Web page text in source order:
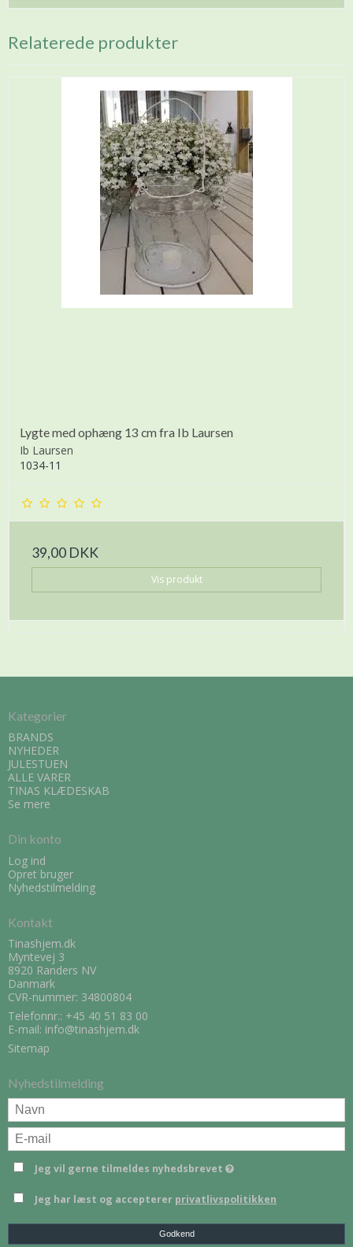
Relaterede produkter
Lygte med ophæng 13 cm fra Ib Laursen
Ib Laursen
1034-11
39,00 DKK
Vis produkt
Kategorier
BRANDS
NYHEDER
JULESTUEN
ALLE VARER
TINAS KLÆDESKAB
Se mere
Din konto
Log ind
Opret bruger
Nyhedstilmelding
Kontakt
Tinashjem.dk
Myntevej 3
8920 Randers NV
Danmark
CVR-nummer: 34800804
Telefonnr.: +45 40 51 83 00
E-mail: info@tinashjem.dk
Sitemap
Nyhedstilmelding
Jeg vil gerne tilmeldes nyhedsbrevet
Jeg har læst og accepterer privatlivspolitikken
Godkend